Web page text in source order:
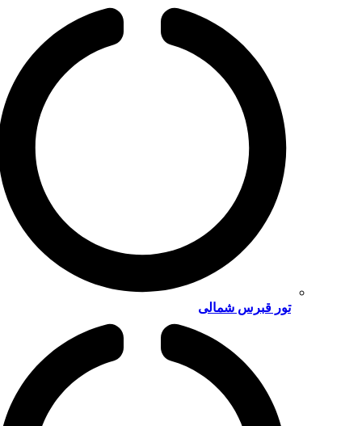
تور قبرس شمالی